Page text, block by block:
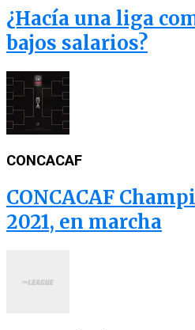
¿Hacía una liga
bajos salarios?
CONCACAF
CONCACAF
2021, en marcha